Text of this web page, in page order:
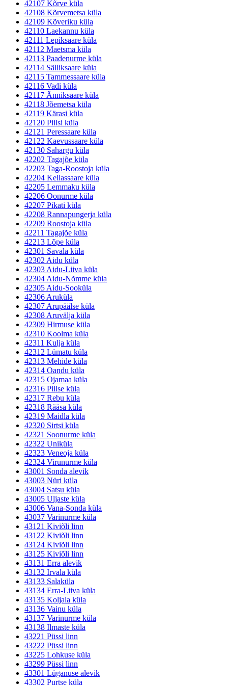
42107 Kõrve küla
42108 Kõrvemetsa küla
42109 Kõveriku küla
42110 Laekannu küla
42111 Lepiksaare küla
42112 Maetsma küla
42113 Paadenurme küla
42114 Sälliksaare küla
42115 Tammessaare küla
42116 Vadi küla
42117 Änniksaare küla
42118 Jõemetsa küla
42119 Kärasi küla
42120 Piilsi küla
42121 Peressaare küla
42122 Kaevussaare küla
42130 Sahargu küla
42202 Tagajõe küla
42203 Taga-Roostoja küla
42204 Kellassaare küla
42205 Lemmaku küla
42206 Oonurme küla
42207 Pikati küla
42208 Rannapungerja küla
42209 Roostoja küla
42211 Tagajõe küla
42213 Lõpe küla
42301 Savala küla
42302 Aidu küla
42303 Aidu-Liiva küla
42304 Aidu-Nõmme küla
42305 Aidu-Sooküla
42306 Aruküla
42307 Arupäälse küla
42308 Aruvälja küla
42309 Hirmuse küla
42310 Koolma küla
42311 Kulja küla
42312 Lümatu küla
42313 Mehide küla
42314 Oandu küla
42315 Ojamaa küla
42316 Piilse küla
42317 Rebu küla
42318 Rääsa küla
42319 Maidla küla
42320 Sirtsi küla
42321 Soonurme küla
42322 Uniküla
42323 Veneoja küla
42324 Virunurme küla
43001 Sonda alevik
43003 Nüri küla
43004 Satsu küla
43005 Uljaste küla
43006 Vana-Sonda küla
43037 Varinurme küla
43121 Kiviõli linn
43122 Kiviõli linn
43124 Kiviõli linn
43125 Kiviõli linn
43131 Erra alevik
43132 Irvala küla
43133 Salaküla
43134 Erra-Liiva küla
43135 Koljala küla
43136 Vainu küla
43137 Varinurme küla
43138 Ilmaste küla
43221 Püssi linn
43222 Püssi linn
43225 Lohkuse küla
43299 Püssi linn
43301 Lüganuse alevik
43302 Purtse küla